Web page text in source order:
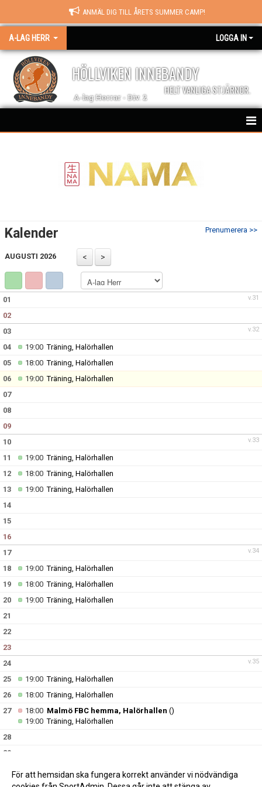
ANMÄL DIG TILL ÅRETS SUMMER CAMP!
A-LAG HERR LOGGA IN
HÖLLVIKEN INNEBANDY
HELT VANLIGA STJÄRNOR.
A-lag Herrar - Div. 2
GÄSTBOK
BILDGALLERI
DOKUMENT
KONTAKT
HISTORIK
Prenumerera >>
Kalender
AUGUSTI 2026
v.31
01
02
v.32
03
04
19:00Träning, Halörhallen
05
18:00Träning, Halörhallen
06
19:00Träning, Halörhallen
07
08
09
v.33
10
11
19:00Träning, Halörhallen
12
18:00Träning, Halörhallen
13
19:00Träning, Halörhallen
14
15
16
v.34
17
18
19:00Träning, Halörhallen
19
18:00Träning, Halörhallen
20
19:00Träning, Halörhallen
21
22
23
v.35
24
25
19:00Träning, Halörhallen
26
18:00Träning, Halörhallen
27
18:00 Malmö FBC hemma, Halörhallen ()
19:00Träning, Halörhallen
28
29
För att hemsidan ska fungera korrekt använder vi nödvändiga